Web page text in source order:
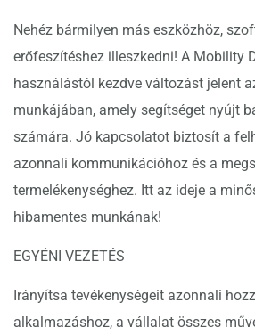
Nehéz bármilyen más eszközhöz,
erőfeszítéshez illeszkedni! A Mobility
használástól kezdve változást jelent
munkájában, amely segítséget nyújt
számára. Jó kapcsolatot biztosít a
azonnali kommunikációhoz és a
termelékenységhez. Itt az ideje a
hibamentes munkának!
EGYÉNI VEZETÉS
Irányítsa tevékenységeit azonnali
alkalmazáshoz, a vállalat összes